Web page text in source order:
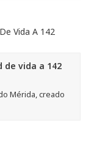
de vida a 142
Mérida, creado